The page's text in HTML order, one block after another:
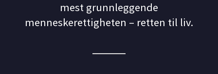
mest grunnleggende
menneskerettigheten – retten til liv.